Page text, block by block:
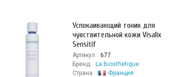
Успокаивающий тоник для
чувствительной кожи Visalix
Sensitif
Артикул:
677
Бренд:
La Biosthetique
Страна:
Франция